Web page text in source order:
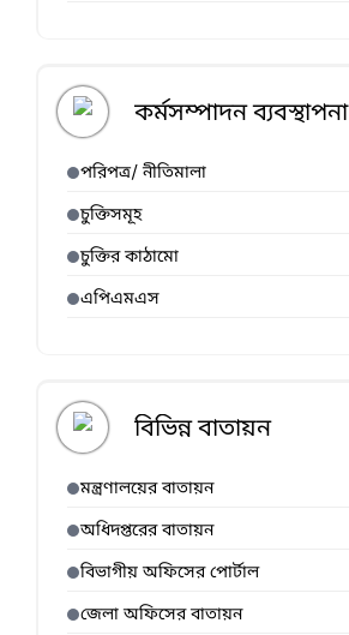
কর্মসম্পাদন ব্যবস্থাপনা
পরিপত্র/ নীতিমালা
চুক্তিসমূহ
চুক্তির কাঠামো
এপিএমএস
বিভিন্ন বাতায়ন
মন্ত্রণালয়ের বাতায়ন
অধিদপ্তরের বাতায়ন
বিভাগীয় অফিসের পোর্টাল
জেলা অফিসের বাতায়ন